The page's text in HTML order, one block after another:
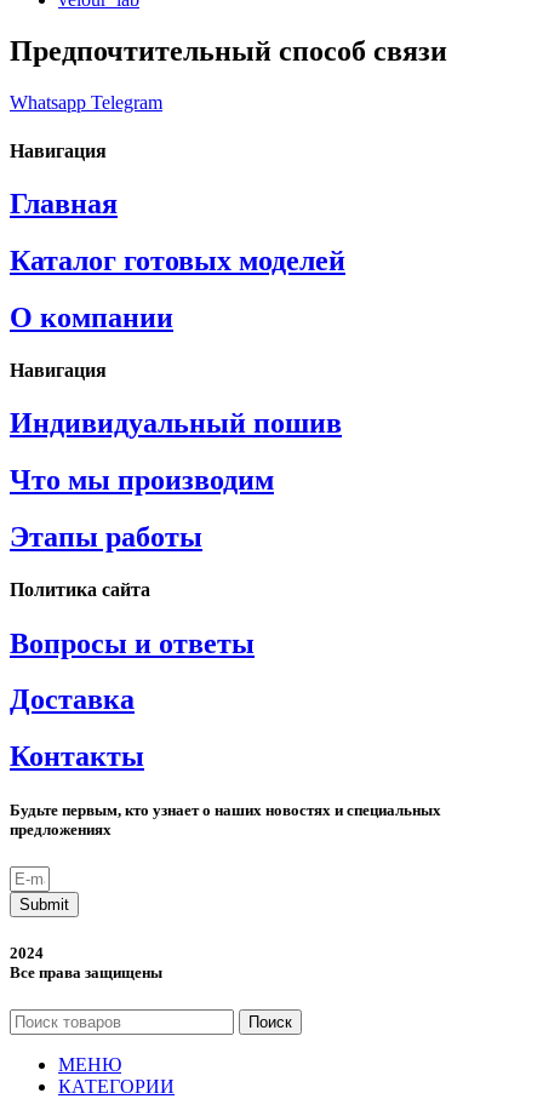
Предпочтительный способ связи
Whatsapp Telegram
Навигация
Главная
Каталог готовых моделей
О компании
Навигация
Индивидуальный пошив
Что мы производим
Этапы работы
Политика сайта
Вопросы и ответы
Доставка
Контакты
Будьте первым, кто узнает о наших новостях и специальных
предложениях
Submit
2024
Все права защищены
Поиск
МЕНЮ
КАТЕГОРИИ